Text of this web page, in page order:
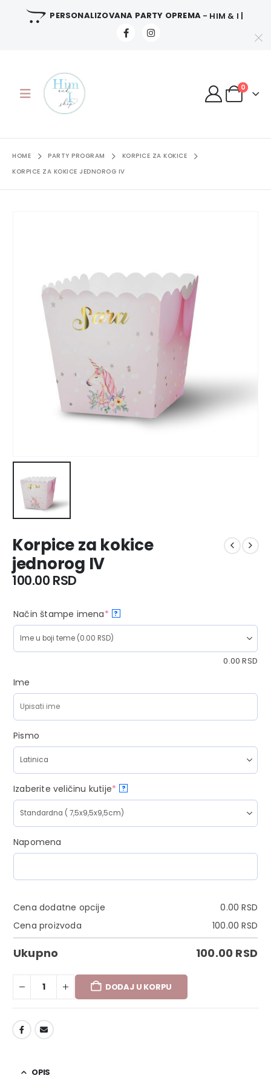
PERSONALIZOVANA PARTY OPREMA - HIM & I |
0
HOME PARTY PROGRAM
KORPICE ZA KOKICE
KORPICE ZA KOKICE JEDNOROG IV
Korpice za kokice
jednorog IV
100.00 RSD
Način štampe imena* ?
0.00RSD
Ime
Pismo
Izaberite veličinu kutije* ?
Napomena
Cena dodatne opcije 0.00RSD
Cena proizvoda
100.00RSD
Ukupno 100.00 RSD
DODAJ U KORPU
OPIS